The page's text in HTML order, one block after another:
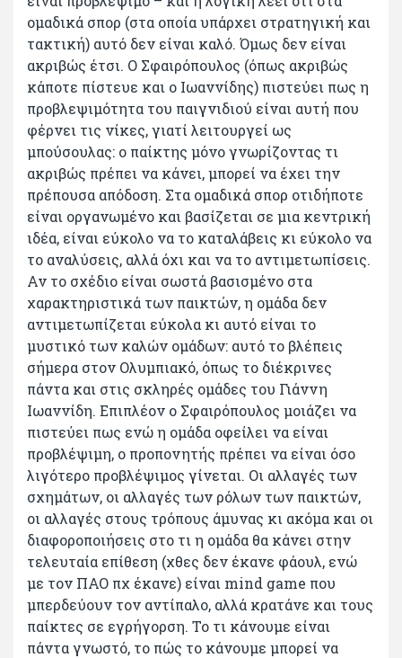
ομαδικά σπορ (στα οποία υπάρχει στρατηγική και
τακτική) αυτό δεν είναι καλό. Όμως δεν είναι
ακριβώς έτσι. Ο Σφαιρόπουλος (όπως ακριβώς
κάποτε πίστευε και ο Ιωαννίδης) πιστεύει πως η
προβλεψιμότητα του παιγνιδιού είναι αυτή που
φέρνει τις νίκες, γιατί λειτουργεί ως
μπούσουλας: ο παίκτης μόνο γνωρίζοντας τι
ακριβώς πρέπει να κάνει, μπορεί να έχει την
πρέπουσα απόδοση. Στα ομαδικά σπορ οτιδήποτε
είναι οργανωμένο και βασίζεται σε μια κεντρική
ιδέα, είναι εύκολο να το καταλάβεις κι εύκολο να
το αναλύσεις, αλλά όχι και να το αντιμετωπίσεις.
Αν το σχέδιο είναι σωστά βασισμένο στα
χαρακτηριστικά των παικτών, η ομάδα δεν
αντιμετωπίζεται εύκολα κι αυτό είναι το
μυστικό των καλών ομάδων: αυτό το βλέπεις
σήμερα στον Ολυμπιακό, όπως το διέκρινες
πάντα και στις σκληρές ομάδες του Γιάννη
Ιωαννίδη. Επιπλέον ο Σφαιρόπουλος μοιάζει να
πιστεύει πως ενώ η ομάδα οφείλει να είναι
προβλέψιμη, ο προπονητής πρέπει να είναι όσο
λιγότερο προβλέψιμος γίνεται. Οι αλλαγές των
σχημάτων, οι αλλαγές των ρόλων των παικτών,
οι αλλαγές στους τρόπους άμυνας κι ακόμα και οι
διαφοροποιήσεις στο τι η ομάδα θα κάνει στην
τελευταία επίθεση (χθες δεν έκανε φάουλ, ενώ
με τον ΠΑΟ πχ έκανε) είναι mind game που
μπερδεύουν τον αντίπαλο, αλλά κρατάνε και τους
παίκτες σε εγρήγορση. Το τι κάνουμε είναι
πάντα γνωστό, το πώς το κάνουμε μπορεί να